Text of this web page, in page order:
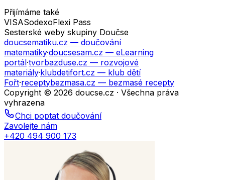
Přijímáme také
VISASodexoFlexi Pass
Sesterské weby skupiny Doučse
doucsematiku.cz — doučování
matematiky·doucsesam.cz — eLearning
portál·tvorbazduse.cz — rozvojové
materiály·klubdetifort.cz — klub dětí
Fořt·receptybezmasa.cz — bezmasé recepty
Copyright © 2026 doucse.cz · Všechna práva
vyhrazena
Chci poptat doučování
Zavolejte nám
+420 494 900 173